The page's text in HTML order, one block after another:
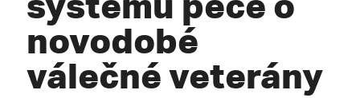
novodobé
válečné veterány